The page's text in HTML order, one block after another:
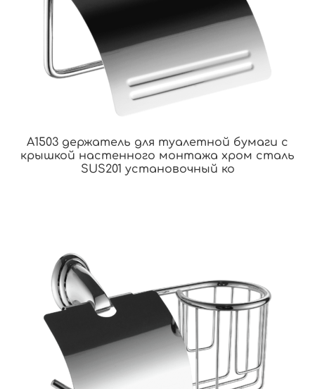
A1503 держатель для туалетной бумаги с
крышкой настенного монтажа хром сталь
SUS201 установочный ко